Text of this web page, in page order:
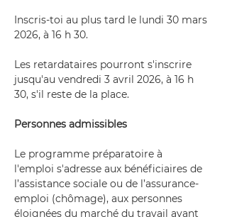
Inscris-toi au plus tard le lundi 30 mars
2026, à 16 h 30.
Les retardataires pourront s'inscrire
jusqu'au vendredi 3 avril 2026, à 16 h
30, s'il reste de la place.
Personnes admissibles
Le programme préparatoire à
l'emploi s'adresse aux bénéficiaires de
l’assistance sociale ou de l’assurance-
emploi (chômage), aux personnes
éloignées du marché du travail ayant